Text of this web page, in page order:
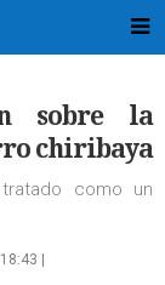
sobre la
chiribaya
como un
|